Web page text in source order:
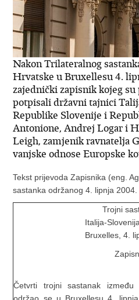
Nakon Trilateralnog
Hrvatske u Bruxellesu 4.
zajednički zapisnik kojeg su
potpisali državni tajnici
Republike Slovenije i
Antonione, Andrej Logar i
Leigh, zamjenik ravnatelja
vanjske odnose Europske
Tekst prijevoda Zapisnika (eng.
sastanka održanog 4. lipnja 2004.
Trojni
Italija-
Bruxelles, 4.
Četvrti trojni sastanak
održao se u Bruxellesu 4.